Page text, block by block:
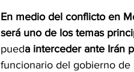
En medio del conflicto en
será uno de los temas
pueda interceder ante Irán
funcionario del gobierno de